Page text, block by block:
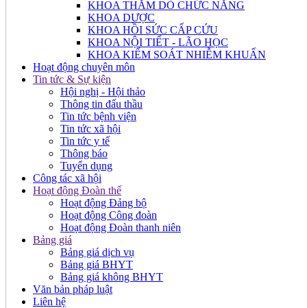
KHOA THĂM DÒ CHỨC NĂNG
KHOA DƯỢC
KHOA HỒI SỨC CẤP CỨU
KHOA NỘI TIẾT - LÃO HỌC
KHOA KIỂM SOÁT NHIỄM KHUẨN
Hoạt động chuyên môn
Tin tức & Sự kiện
Hội nghị - Hội thảo
Thông tin đấu thầu
Tin tức bệnh viện
Tin tức xã hội
Tin tức y tế
Thông báo
Tuyển dụng
Công tác xã hội
Hoạt động Đoàn thể
Hoạt động Đảng bộ
Hoạt động Công đoàn
Hoạt động Đoàn thanh niên
Bảng giá
Bảng giá dịch vụ
Bảng giá BHYT
Bảng giá không BHYT
Văn bản pháp luật
Liên hệ